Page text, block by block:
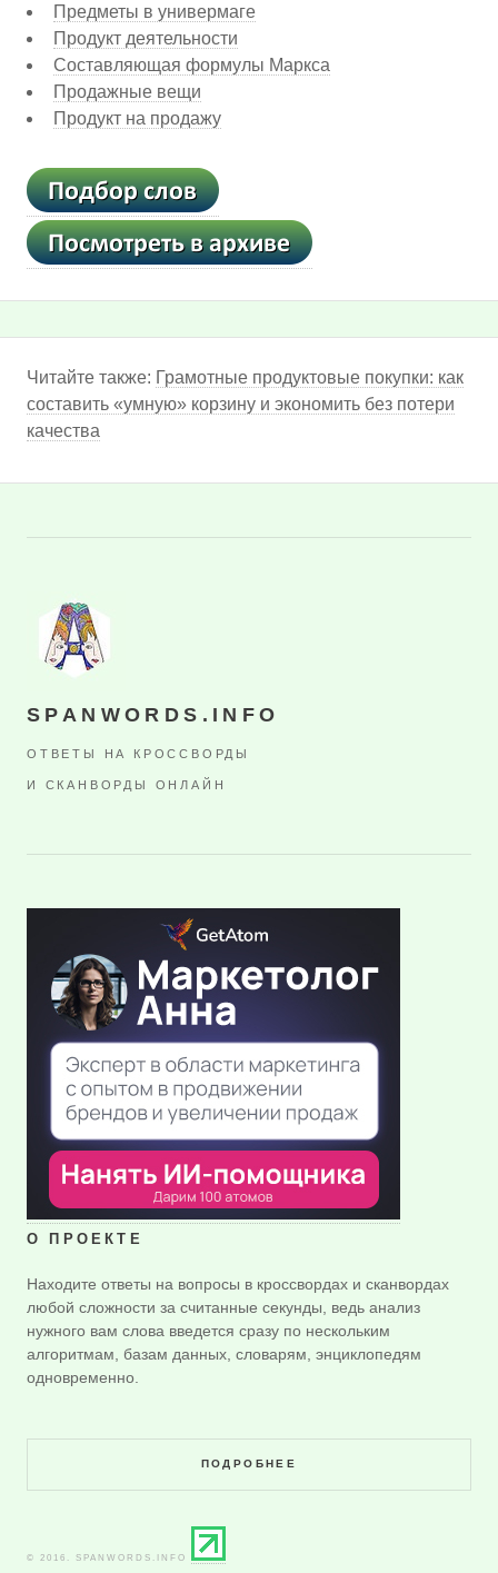
Предметы в универмаге
Продукт деятельности
Составляющая формулы Маркса
Продажные вещи
Продукт на продажу
Читайте также: Грамотные продуктовые покупки: как
составить «умную» корзину и экономить без потери
качества
SPANWORDS.INFO
ОТВЕТЫ НА КРОССВОРДЫ
И СКАНВОРДЫ ОНЛАЙН
О ПРОЕКТЕ
Находите ответы на вопросы в кроссвордах и сканвордах
любой сложности за считанные секунды, ведь анализ
нужного вам слова введется сразу по нескольким
алгоритмам, базам данных, словарям, энциклопедям
одновременно.
ПОДРОБНЕЕ
© 2016. SPANWORDS.INFO